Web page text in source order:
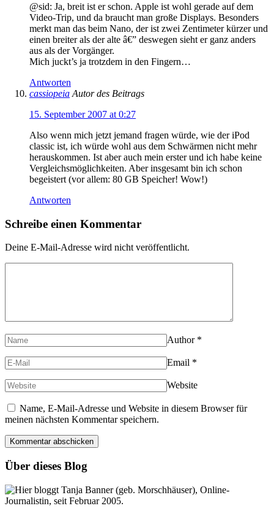
@sid: Ja, breit ist er schon. Apple ist wohl gerade auf dem
Video-Trip, und da braucht man große Displays. Besonders
merkt man das beim Nano, der ist zwei Zentimeter kürzer und
einen breiter als der alte â€” deswegen sieht er ganz anders
aus als der Vorgänger.
Mich juckt’s ja trotzdem in den Fingern…
Antworten
cassiopeia Autor des Beitrags
15. September 2007 at 0:27
Also wenn mich jetzt jemand fragen würde, wie der iPod
classic ist, ich würde wohl aus dem Schwärmen nicht mehr
herauskommen. Ist aber auch mein erster und ich habe keine
Vergleichsmöglichkeiten. Aber insgesamt bin ich schon
begeistert (vor allem: 80 GB Speicher! Wow!)
Antworten
Schreibe einen Kommentar
Deine E-Mail-Adresse wird nicht veröffentlicht.
Author *
Email *
Website
Name, E-Mail-Adresse und Website in diesem Browser für
meinen nächsten Kommentar speichern.
Über dieses Blog
Hier bloggt Tanja Banner (geb. Morschhäuser), Online-
Journalistin, seit Februar 2005.